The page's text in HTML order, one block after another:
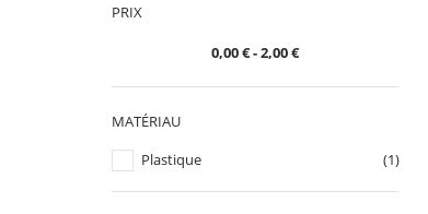
PRIX
0,00 € - 2,00 €
MATÉRIAU
Plastique
(1)